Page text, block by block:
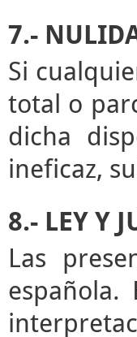
7.-
Si
total o
dicha
ineficaz,
8.- LEY Y
Las